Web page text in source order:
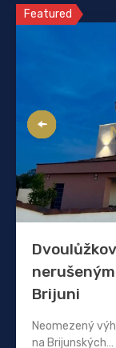
Featured
Brijuni
Neomezený
na Brijunských…